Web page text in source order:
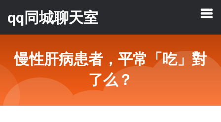
qq同城聊天室
慢性肝病患者，平常「吃」對
了么？